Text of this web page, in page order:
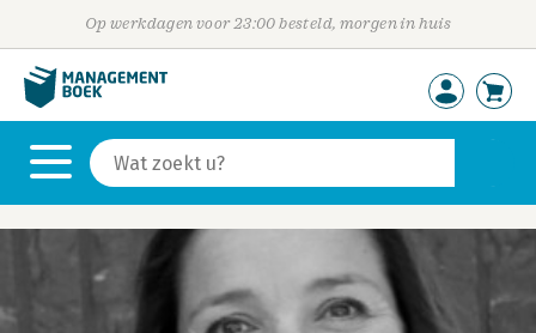
Op werkdagen voor 23:00 besteld, morgen in huis